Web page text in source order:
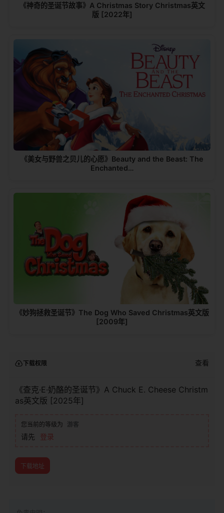
《神奇的圣诞节故事》A Christmas Story Christmas英文
版 [2022年]
《美女与野兽之贝儿的心愿》Beauty and the Beast: The
Enchanted…
《妙狗拯救圣诞节》The Dog Who Saved Christmas英文版
[2009年]
下载权限 查看
《查克·E·奶酪的圣诞节》A Chuck E. Cheese Christm
as英文版 [2025年]
您当前的等级为 游客
请先 登录
下载地址